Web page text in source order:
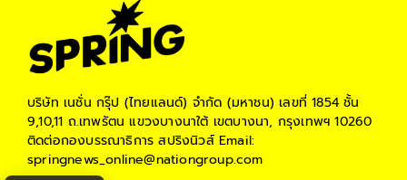
บริษัท เนชั่น กรุ๊ป (ไทยแลนด์) จำกัด (มหาชน) เลขที่ 1854 ชั้น
9,10,11 ถ.เทพรัตน แขวงบางนาใต้ เขตบางนา, กรุงเทพฯ 10260
ติดต่อกองบรรณาธิการ สปริงนิวส์Email:
springnews_online@nationgroup.com